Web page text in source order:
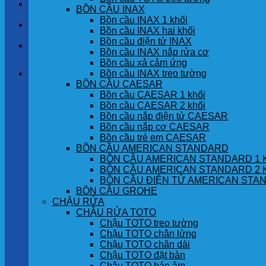
GÓC KHÁCH HÀNG
Chưa có sản phẩm trong giỏ hàng.
BỒN CẦU INAX
Bồn cầu INAX 1 khối
Bồn cầu INAX hai khối
Bồn cầu điện tử INAX
Bồn cầu INAX nắp rửa cơ
Bồn cầu xả cảm ứng
Bồn cầu INAX treo tường
BỒN CẦU CAESAR
Bồn cầu CAESAR 1 khối
Bồn cầu CAESAR 2 khối
Bồn cầu nắp điện tử CAESAR
Bồn cầu nắp cơ CAESAR
Bồn cầu trẻ em CAESAR
BỒN CẦU AMERICAN STANDARD
BỒN CẦU AMERICAN STANDARD 1
BỒN CẦU AMERICAN STANDARD 2
BỒN CẦU ĐIỆN TỬ AMERICAN
BỒN CẦU GROHE
CHẬU RỬA
CHẬU RỬA TOTO
Chậu TOTO treo tường
Chậu TOTO chân lửng
Chậu TOTO chân dài
Chậu TOTO đặt bàn